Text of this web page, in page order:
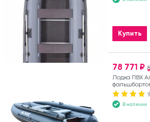
Купить
78 771 ₽
Лодка ПВХ
В наличии